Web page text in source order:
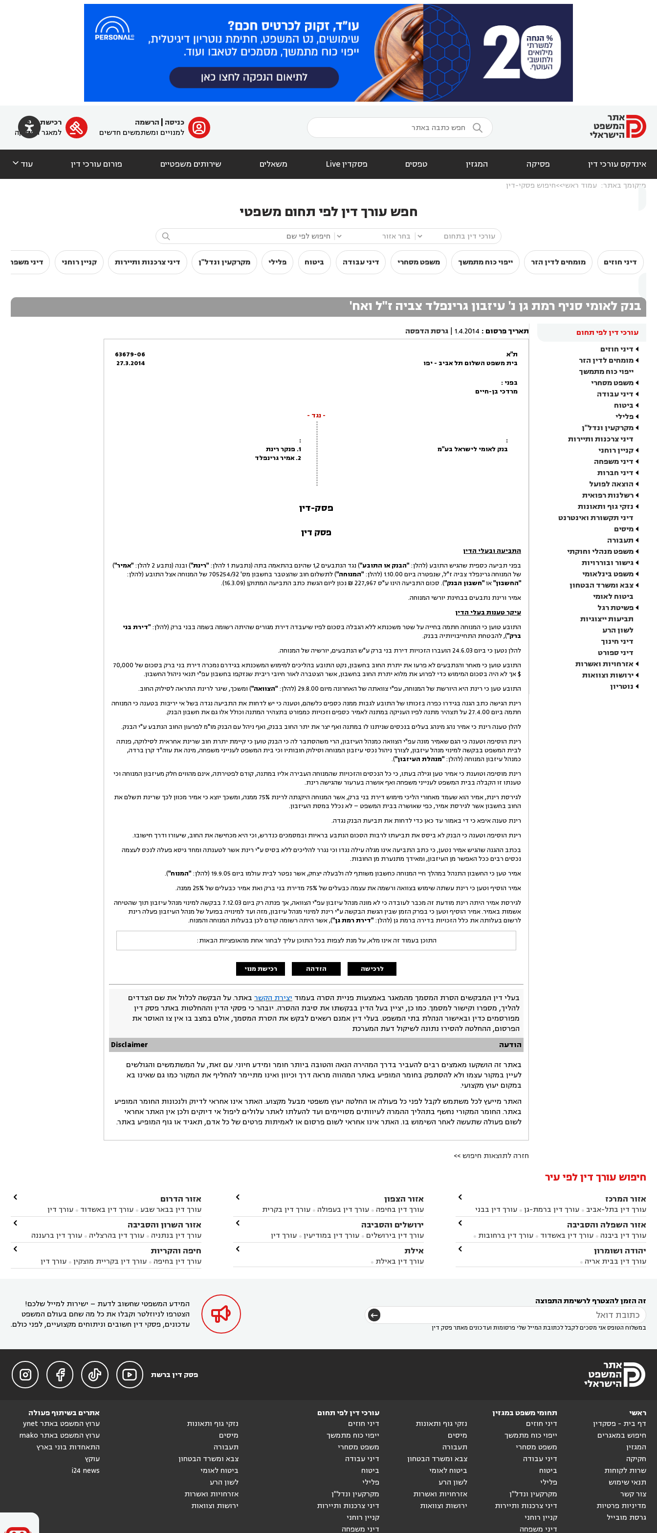
  ﱐ כניסה
הרשמה
למנויים ומשתמשים חדשים

רכישת מנוי
למאגר הפסיקה
אינדקס עורכי דין פסיקה המגזין טפסים פסקדין Live משאלים שירותים משפטיים פורום עורכי דין עוד 
מיקומך באתר: עמוד ראשי חיפוש פסקי-דין
חפש עורך דין לפי תחום משפטי

דיני חוזים מומחים לדין הזר ייפוי כוח מתמשך משפט מסחרי דיני עבודה ביטוח פלילי מקרקעין ונדל"ן דיני צרכנות ותיירות קניין רוחני דיני משפחה
בנק לאומי סניף רמת גן נ' עיזבון גרינפלד צביה ז"ל ואח'
עורכי דין לפי תחום
דיני חוזים
מומחים לדין הזר
ייפוי כוח מתמשך
משפט מסחרי
דיני עבודה
ביטוח
פלילי
מקרקעין ונדל"ן
דיני צרכנות ותיירות
קניין רוחני
דיני משפחה
דיני חברות
הוצאה לפועל
רשלנות רפואית
נזקי גוף ותאונות
דיני תקשורת ואינטרנט
מיסים
תעבורה
משפט מנהלי וחוקתי
גישור ובוררויות
משפט בינלאומי
צבא ומשרד הבטחון
ביטוח לאומי
פשיטת רגל
תביעות ייצוגיות
לשון הרע
דיני חינוך
דיני ספורט
אזרחויות ואשרות
ירושות וצוואות
נוטריון
תאריך פרסום :
1.4.2014
| גרסת הדפסה
ת"א
בית משפט השלום תל אביב - יפו
63679-06
27.3.2014
בפני :
מרדכי בן-חיים
- נגד -
:
בנק לאומי לישראל בע"מ
:
1. פנקר רינת
2. אמיר גרינפלד
פסק-דין
פסק דין
התביעה ובעלי הדין
בפני תביעה כספית שהגיש התובע (להלן: "הבנק או התובע") נגד הנתבעים 1,2 שהינם בהתאמה בתה (נתבעת 1 להלן: "רינת") ובנה (נתבע 2 להלן: "אמיר")
של המנוחה גרינפלד צביה ז"ל, שנפטרה ביום 1.10.00 (להלן:
"המנוחה") לתשלום חוב שהצטבר בחשבון מס' 705254/32 של המנוחה אצל התובע (להלן:
"החשבון"או"חשבון הבנק"). סכום התביעה הינו ע"ס 227,967 ₪ נכון ליום הגשת כתב התביעה המתוקן (16.3.09).
אמיר ורינת נתבעים בבחינת יורשי המנוחה.
עיקר טענות בעלי הדין
התובע טוען כי המנוחה חתמה בחייה על שטר משכנתא ללא הגבלה בסכום לפיו שיעבדה דירת מגורים שהיתה רשומה בשמה בבני ברק (להלן: "דירת בני
ברק"), להבטחת התחייבויותיה בבנק.
להלן נטען כי ביום 24.6.03 הועברו הזכויות דירת בני ברק ע"ש הנתבעים, יורשיה של המנוחה.
התובע טוען כי מאחר והנתבעים לא פרעו את יתרת החוב בחשבון, נקט התובע בהליכים למימוש המשכנתא בגידרם נמכרה דירת בני ברק בסכום של 70,000
$ אך לא היה בסכום המימוש כדי לפרוע את מלוא יתרת החוב בחשבון, אשר הצטברה לאור חיובי ריבית שנזקפו בחשבון עפ"י תנאי ניהול החשבון.
התובע טען כי רינת היא היורשת של המנוחה, עפ"י צוואתה של האחרונה מיום 29.8.00 (להלן:
"הצוואה") ומשכך, שיגר לרינת התראה לסילוק החוב.
רינת הגישה כתב הגנה בגידרו כפרה בזכותו של התובע לגבות ממנה כספים כלשהם, וטענה כי יש לדחות את התביעה נגדה בשל אי יריבות בטענה כי המנוחה
חתמה ביום 27.4.00 על תצהיר מתנה לפיו העניקה במתנה לאמיר כספים וזכויות כמפורט בתצהיר המתנה וכולל אלו גם את חשבון הבנק.
להלן טענה רינת כי אמיר נהג מינהג בעלים בנכסים שניתנו לו במתנה ואף יצר את יתר החוב בבנק, ואף ניהל עם הבנק מו"מ לפרעון החוב הנתבע ע"י הבנק.
רינת הוסיפה וטענה כי הגם שאמיר מונה עפ"י הצוואה כמנהל העיזבון, הרי משהסתבר לה כי הבנק טוען כי קיימת יתרת חוב שרינת אחראית לסילוקה, פנתה
לבית המשפט בבקשה למינוי מנהל עיזבון, לצורך ניהול נכסי עיזבון המנוחה וסילוק חובותיו וכי בית המשפט לענייני משפחה, מינה את עוה"ד קרן ברדה,
כמנהל עיזבון המנוחה (להלן: "מנהלת העיזבון"
).
רינת מוסיפה וטוענת כי אמיר טען וגילה בעתו, כי כל הנכסים והזכויות שהמנוחה העבירה אליו במתנה, קודם לפטירתה, אינם מהווים חלק מעיזבון המנוחה וכי
טענתו זו הקבלה בבית המשפט לענייני משפחה ואף אושרה בערעור שהגישה רינת.
לגירסת רינת, אמיר הוא שעמד מאחורי הליכי מימוש דירת בני ברק, אשר המנוחה היקנתה לרינת 75% ממנה, ומשכך יוצא כי אמיר מכוון לכך שרינת תשלם את
החוב בחשבון אשר לגירסת אמיר, כפי שאושרה בבית המשפט – לא נכלל במסת העיזבון.
רינת טענה איפא כי די באמור עד כאן כדי לדחות את תביעת הבנק נגדה.
רינת הוסיפה וטענה כי הבנק לא ביסס את תביעתו לרבות הסכום הנתבע בראיות ובמסמכים כנדרש, וכי היא מכחישה את החוב, שיעורו ודרך חישובו.
בכתב ההגנה שהגיש אמיר נטען, כי כתב התביעה אינו מגלה עילה נגדו וכי נגרר להליכים ללא בסיס ע"י רינת אשר לטענתה ומחד גיסא פעלה לנכס לעצמה
נכסים רבים ככל האפשר מן העיזבון, ומאידך מתנערת מן החובות.
אמיר טען כי החשבון התנהל במהלך חיי המנוחה כחשבון משותף לה ולבעלה יצחק, אשר נפטר לבית עולמו ביום 19.9.05 (להלן:
"המנוח").
אמיר הוסיף וטען כי רינת עשתה שימוש בצוואה ורשמה את עצמה כבעלים של 75% מדירת בני ברק ואת אמיר כבעלים של 25% ממנה.
לגירסת אמיר היתה רינת מודעת זה מכבר לעובדה כי לא מונה מנהל עיזבון עפ"י הצוואה, אך פנתה רק ביום 7.12.03 בבקשה למינוי מנהל עיזבון תוך שהטיחה
אשמות באמיר. אמיר הוסיף וטען כי בפרק הזמן שבין הגשת הבקשה ע"י רינת למינוי מנהל עיזבון, מזה ועד למינויה בפועל של מנהל העיזבון פעלה רינת
לרשום בעלותה את כלל הזכויות בדירה ברמת גן (להלן: "דירת רמת גן"), אשר היתה רשומה קודם לכן בבעלות המנוחה והמנוח.
התוכן בעמוד זה אינו מלא, על מנת לצפות בכל התוכן עליך לבחור אחת מהאופציות הבאות:
לרכישה הזדהה רכישת מנוי
בעלי דין המבקשים הסרת המסמך מהמאגר באמצעות פניית הסרה בעמוד יצירת הקשר באתר. על הבקשה לכלול את שם הצדדים
להליך, מספרו וקישור למסמך. כמו כן, יציין בעל הדין בבקשתו את סיבת ההסרה. יובהר כי פסקי הדין וההחלטות באתר פסק דין
מפורסמים כדין ובאישור הנהלת בתי המשפט. בעלי דין אמנם רשאים לבקש את הסרת המסמך, אולם במצב בו אין צו האוסר את
הפרסום, ההחלטה להסירו נתונה לשיקול דעת המערכת
הודעה
Disclaimer
באתר זה הושקעו מאמצים רבים להעביר בדרך המהירה הנאה והטובה ביותר חומר ומידע חיוני. עם זאת, על המשתמשים והגולשים
לעיין במקור עצמו ולא להסתפק בחומר המופיע באתר המהווה מראה דרך וכיוון ואינו מתיימר להחליף את המקור כמו גם שאינו בא
במקום יעוץ מקצועי.
האתר מייעץ לכל משתמש לקבל לפני כל פעולה או החלטה יעוץ משפטי מבעל מקצוע. האתר אינו אחראי לדיוק ולנכונות החומר המופיע
באתר. החומר המקורי נחשף בתהליך ההמרה לעיוותים מסויימים ועד להעלתו לאתר עלולים ליפול אי דיוקים ולכן אין האתר אחראי
לשום פעולה שתעשה לאחר השימוש בו. האתר אינו אחראי לשום פרסום או לאמיתות פרטים של כל אדם, תאגיד או גוף המופיע באתר.
חזרה לתוצאות חיפוש >>
חיפוש עורך דין לפי עיר
אזור המרכז
עורך דין בתל-אביב  עורך דין ברמת-גן 
עורך דין בבני
ברק עורך דין בפתח תקווה עורך דין בראשון לציון
עורך דין ברחובות עורך דין בנס ציונה
במודיעין
עורך דין בהרצליה עורך דין בחולון
עורך
דין בקרית אונו
אונו
עורך דין בבת ים
דין בשוהם 

אזור השפלה והסביבה
עורך דין ביבנה  עורך דין באשדוד  עורך דין ברחובות 
עורך דין בראשון לציון עורך דין במודיעין
עורך דין
בבאר יעקב
עורך דין בגדרה

יהודה ושומרון
עורך דין בבית אריה 

אזור הצפון
עורך דין בחיפה  עורך דין בעפולה 
עורך דין בקרית
אתא
עורך דין בנהריה עורך דין בראש פינה
עורך דין
בקרית שמונה
עורך דין במושב מגדים
במושב ציפורי
עורך דין בסח'נין עורך דין בעכו
עורך
דין בעמק הירדן
ביאליק
עורך דין במגדל העמק

ירושלים והסביבה
עורך דין בירושלים  עורך דין במודיעין 
עורך דין
בבית-שמש
עורך דין במבשרת ציון עורך דין בגיזו
עורך דין בגבעת זאב
בקרני שומרון  עורך דין בשורש 

אילת
עורך דין באילת 

אזור הדרום
עורך דין בבאר שבע  עורך דין באשדוד 
עורך דין
באשקלון
עורך דין בבאר טוביה עורך דין בגן יבנה
עורך דין בניר הבנים עורך דין בערד
זיקים
עורך דין בנתיבות עורך דין בקרית מלאכי

אזור השרון והסביבה
עורך דין בנתניה  עורך דין בהרצליה  עורך דין ברעננה
עורך דין בחדרה עורך דין בכפר סבא
עורך דין בהוד
השרון
עורך דין באבן יהודה
עורך דין בחריש עורך דין בקיסריה עורך דין בקדימה

חיפה והקריות
עורך דין בחיפה  עורך דין בקריית מוצקין 
עורך דין
בקרית מוצקין
עורך דין בקריית אתא
עורך דין


המידע המשפטי שחשוב לדעת – ישירות למייל שלכם!
הצטרפו לניוזלטר וקבלו את כל מה שחם בעולם המשפט
עדכונים, פסקי דין חשובים וניתוחים מקצועיים, לפני כולם.
זה הזמן להצטרף לרשימת התפוצה
במשלוח הטופס אני מסכים לקבל לכתובת המייל שלי פרסומות ועדכונים מאתר פסק דין
פסק דין ברשת 



ראשי
דף בית - פסקדין
חיפוש במאגרים
המגזין
חקיקה
שרות לקוחות
תנאי שימוש
צור קשר
מדיניות פרטיות
גרסת מובייל
תחומי משפט במגזין
דיני חוזים
ייפוי כוח מתמשך
משפט מסחרי
דיני עבודה
ביטוח
פלילי
מקרקעין ונדל"ן
דיני צרכנות ותיירות
קניין רוחני
דיני משפחה
נזקי גוף ותאונות
מיסים
תעבורה
צבא ומשרד הבטחון
ביטוח לאומי
לשון הרע
אזרחויות ואשרות
ירושות וצוואות
עורכי דין לפי תחום
דיני חוזים
ייפוי כוח מתמשך
משפט מסחרי
דיני עבודה
ביטוח
פלילי
מקרקעין ונדל"ן
דיני צרכנות ותיירות
קניין רוחני
דיני משפחה
נזקי גוף ותאונות
מיסים
תעבורה
צבא ומשרד הבטחון
ביטוח לאומי
לשון הרע
אזרחויות ואשרות
ירושות וצוואות
אתרים בשיתוף פעולה
ערוץ המשפט באתר ynet
ערוץ המשפט באתר mako
התאחדות בוני בארץ
עוקץ
i24 news